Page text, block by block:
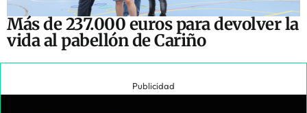
Más de 237.000 euros para devolver la
vida al pabellón de Cariño
Publicidad